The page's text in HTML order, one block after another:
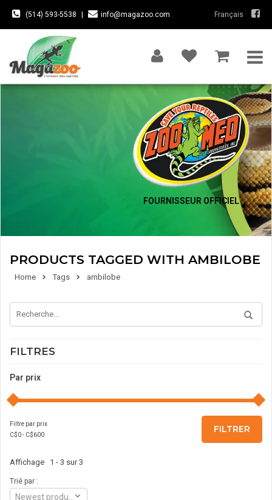
(514) 593-5538 info@magazoo.com Français
FOURNISSEUR OFFICIEL
PRODUCTS TAGGED WITH AMBILOBE
Home Tags ambilobe
FILTRES
Par prix
Filtre par prix
C$0- C$600
FILTRER
Affichage 1 - 3 sur 3
Trié par :